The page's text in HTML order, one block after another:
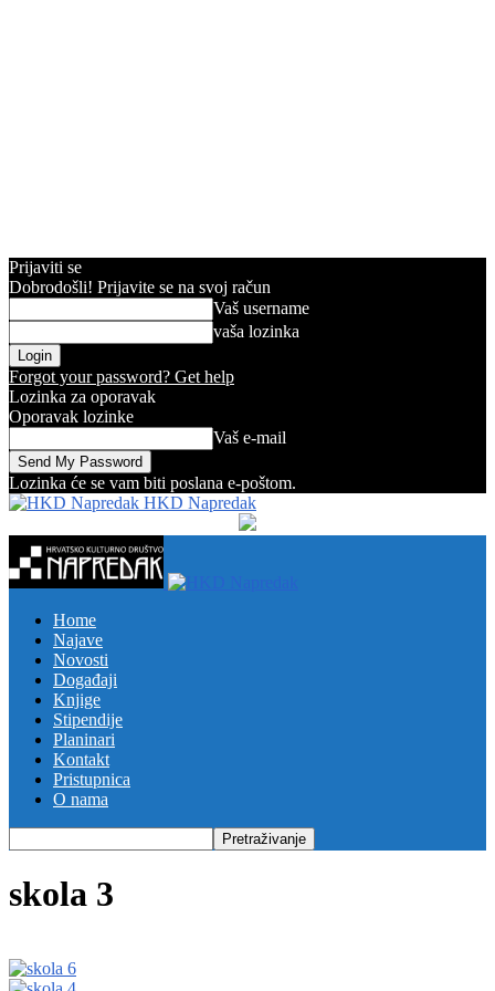
Prijaviti se
Dobrodošli! Prijavite se na svoj račun
Vaš username
vaša lozinka
Forgot your password? Get help
Lozinka za oporavak
Oporavak lozinke
Vaš e-mail
Lozinka će se vam biti poslana e-poštom.
HKD Napredak
Home
Najave
Novosti
Događaji
Knjige
Stipendije
Planinari
Kontakt
Pristupnica
O nama
skola 3